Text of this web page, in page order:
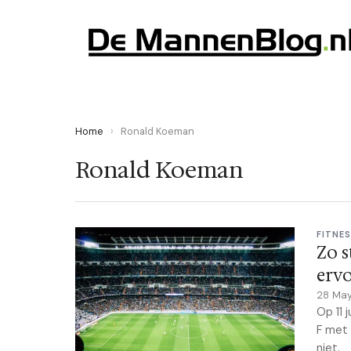
Home › Ronald Koeman
Ronald Koeman
Zo
28
Op
F met
niet.